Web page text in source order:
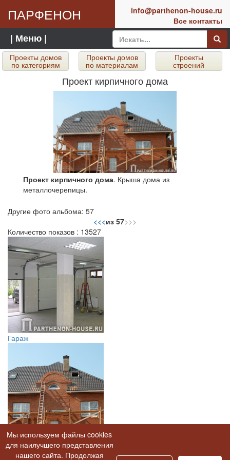
ПАРФЕНОН
info@parthenon-house.ru
Все контакты
| Меню |
Проекты домов
по категориям
Проекты домов
по материалам
Проекты
строений
Проект кирпичного дома
Проект кирпичного дома. Крыша дома из
металлочерепицы.
Другие фото альбома: 57
<<<из 57>>>
Количество показов : 13527
Гараж
Проект кирпичного дома
Мы используем файлы cookies
для наилучшего представления
нашего сайта. Продолжая